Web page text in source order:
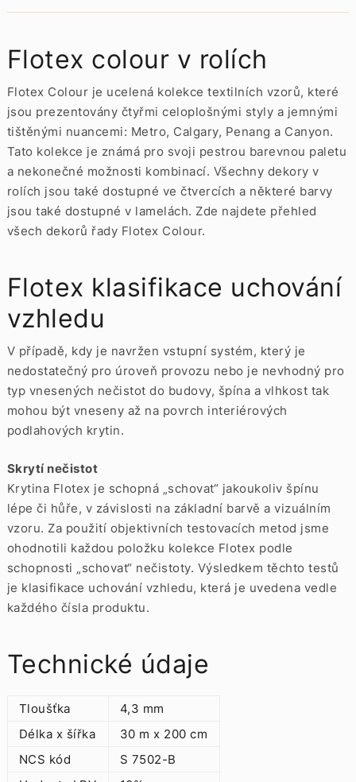
Flotex colour v rolích
Flotex Colour je ucelená kolekce textilních vzorů, které
jsou prezentovány čtyřmi celoplošnými styly a jemnými
tištěnými nuancemi: Metro, Calgary, Penang a Canyon.
Tato kolekce je známá pro svoji pestrou barevnou paletu
a nekonečné možnosti kombinací. Všechny dekory v
rolích jsou také dostupné ve čtvercích a některé barvy
jsou také dostupné v lamelách. Zde najdete přehled
všech dekorů řady Flotex Colour.
Flotex klasifikace uchování
vzhledu
V případě, kdy je navržen vstupní systém, který je
nedostatečný pro úroveň provozu nebo je nevhodný pro
typ vnesených nečistot do budovy, špína a vlhkost tak
mohou být vneseny až na povrch interiérových
podlahových krytin.
Skrytí nečistot
Krytina Flotex je schopná „schovat“ jakoukoliv špínu
lépe či hůře, v závislosti na základní barvě a vizuálním
vzoru. Za použití objektivních testovacích metod jsme
ohodnotili každou položku kolekce Flotex podle
schopnosti „schovat“ nečistoty. Výsledkem těchto testů
je klasifikace uchování vzhledu, která je uvedena vedle
každého čísla produktu.
Technické údaje
Tloušťka
4,3 mm
Délka x šířka
30 m x 200 cm
NCS kód
S 7502-B